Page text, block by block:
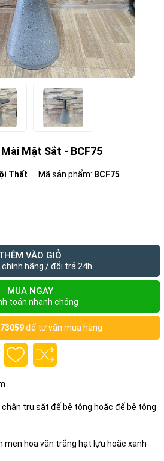
Mặt Sắt - BCF75
Thất Mã sản phẩm: BCF75
VÀO GIỎ
hãng / đổi trả 24h
MUA NGAY
toán nhanh chóng
để tư vấn mua hàng
trụ sắt đế bê tông hoặc đế bê tông
men hoa văn trắng hạt lựu hoặc xanh